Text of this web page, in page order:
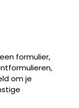
formulier,
om je